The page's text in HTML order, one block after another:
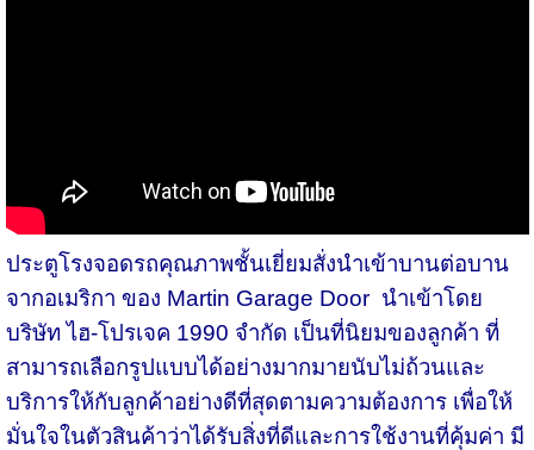
ประตูโรงจอดรถคุณภาพชั้นเยี่ยมสั่งนำเข้าบานต่อบาน
จากอเมริกา ของ Martin Garage Door นำเข้าโดย
บริษัท ไฮ-โปรเจค 1990 จำกัด เป็นที่นิยมของลูกค้า ที่
สามารถเลือกรูปแบบได้อย่างมากมายนับไม่ถ้วนและ
บริการให้กับลูกค้าอย่างดีที่สุดตามความต้องการ เพื่อให้
มั่นใจในตัวสินค้าว่าได้รับสิ่งที่ดีและการใช้งานที่คุ้มค่า มี